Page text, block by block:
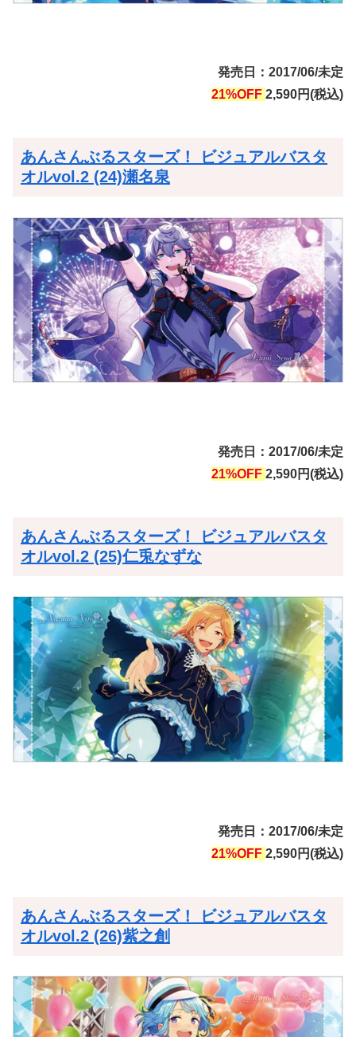
発売日：2017/06/未定
21%OFF 2,590円(税込)
あんさんぶるスターズ！ ビジュアルバスタ
オルvol.2 (24)瀬名泉
発売日：2017/06/未定
21%OFF 2,590円(税込)
あんさんぶるスターズ！ ビジュアルバスタ
オルvol.2 (25)仁兎なずな
発売日：2017/06/未定
21%OFF 2,590円(税込)
あんさんぶるスターズ！ ビジュアルバスタ
オルvol.2 (26)紫之創